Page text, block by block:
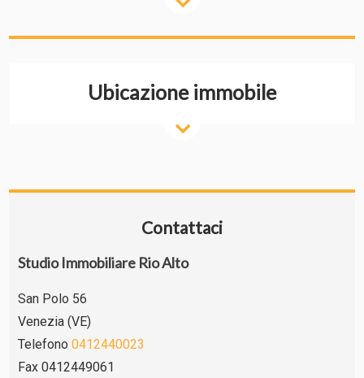
Ubicazione immobile
Contattaci
Studio Immobiliare Rio Alto
San Polo 56
Venezia (VE)
Telefono 0412440023
Fax 0412449061